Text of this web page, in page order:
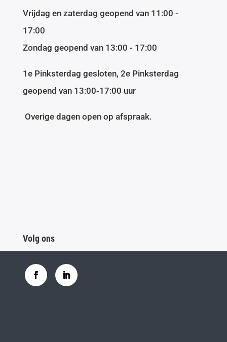
Vrijdag en zaterdag geopend van 11:00 -
17:00
Zondag geopend van 13:00 - 17:00
1e Pinksterdag gesloten, 2e Pinksterdag
geopend van 13:00-17:00 uur
Overige dagen open op afspraak.
Volg ons